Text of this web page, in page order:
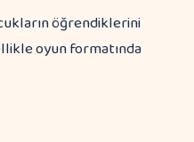
öğrendiklerini
oyun formatında